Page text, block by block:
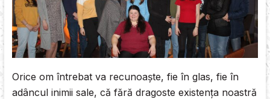
Orice om întrebat va recunoaşte, fie în glas, fie în
adâncul inimii sale, că fără dragoste existenţa noastră